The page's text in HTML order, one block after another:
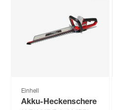
Einhell
Akku-Heckenschere